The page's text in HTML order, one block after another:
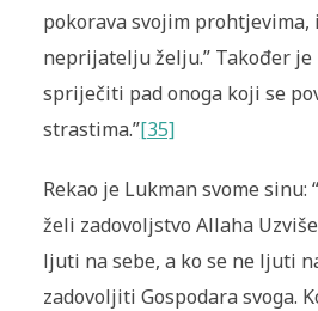
pokorava svojim prohtjevima,
neprijatelju želju.” Također je
spriječiti pad onoga koji se
strastima.”[35]
Rekao je Lukman svome sinu:
želi zadovoljstvo Allaha
ljuti na sebe, a ko se ne ljuti
zadovoljiti Gospodara svoga.